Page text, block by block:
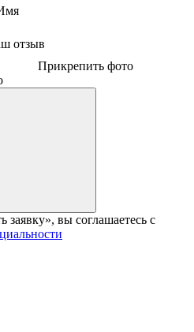
отзыв
Прикрепить фото
вы соглашаетесь с